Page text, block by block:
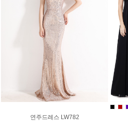
연주드레스 LW782